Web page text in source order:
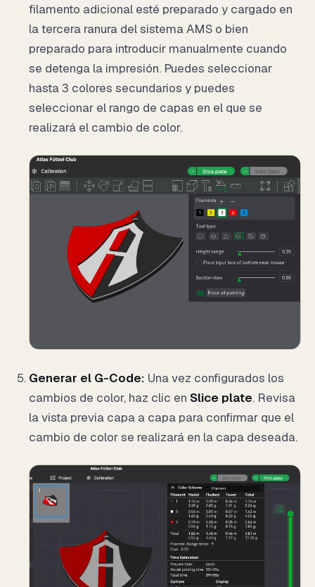
filamento adicional esté preparado y cargado en
la tercera ranura del sistema AMS o bien
preparado para introducir manualmente cuando
se detenga la impresión. Puedes seleccionar
hasta 3 colores secundarios y puedes
seleccionar el rango de capas en el que se
realizará el cambio de color.
Generar el G-Code: Una vez configurados los
cambios de color, haz clic en Slice plate. Revisa
la vista previa capa a capa para confirmar que el
cambio de color se realizará en la capa deseada.